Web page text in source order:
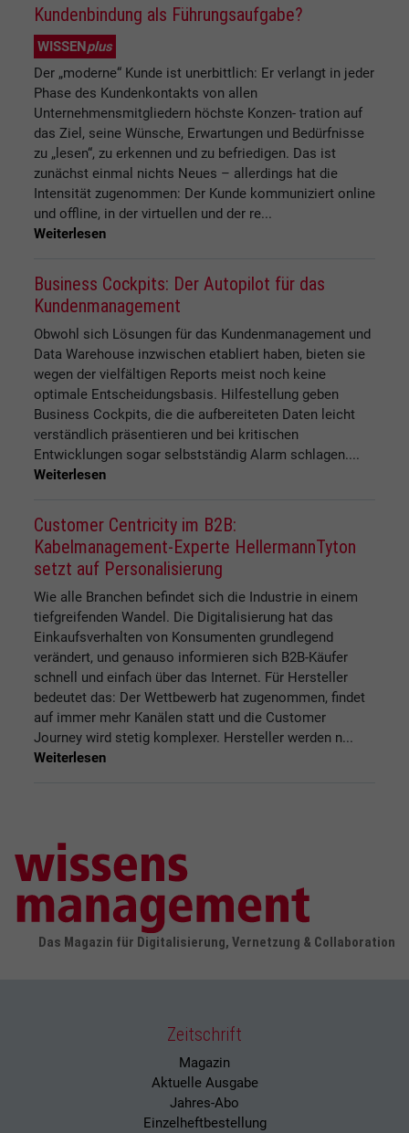
Kundenbindung als Führungsaufgabe?
WISSEN plus
Der „moderne“ Kunde ist unerbittlich: Er verlangt in jeder
Phase des Kundenkontakts von allen
Unternehmensmitgliedern höchste Konzen- tration auf
das Ziel, seine Wünsche, Erwartungen und Bedürfnisse
zu „lesen“, zu erkennen und zu befriedigen. Das ist
zunächst einmal nichts Neues – allerdings hat die
Intensität zugenommen: Der Kunde kommuniziert online
und offline, in der virtuellen und der re...
Weiterlesen
Business Cockpits: Der Autopilot für das
Kundenmanagement
Obwohl sich Lösungen für das Kundenmanagement und
Data Warehouse inzwischen etabliert haben, bieten sie
wegen der vielfältigen Reports meist noch keine
optimale Entscheidungsbasis. Hilfestellung geben
Business Cockpits, die die aufbereiteten Daten leicht
verständlich präsentieren und bei kritischen
Entwicklungen sogar selbstständig Alarm schlagen....
Weiterlesen
Customer Centricity im B2B:
Kabelmanagement-Experte HellermannTyton
setzt auf Personalisierung
Wie alle Branchen befindet sich die Industrie in einem
tiefgreifenden Wandel. Die Digitalisierung hat das
Einkaufsverhalten von Konsumenten grundlegend
verändert, und genauso informieren sich B2B-Käufer
schnell und einfach über das Internet. Für Hersteller
bedeutet das: Der Wettbewerb hat zugenommen, findet
auf immer mehr Kanälen statt und die Customer
Journey wird stetig komplexer. Hersteller werden n...
Weiterlesen
Das Magazin für Digitalisierung, Vernetzung & Collaboration
Zeitschrift
Magazin
Aktuelle Ausgabe
Jahres-Abo
Einzelheftbestellung